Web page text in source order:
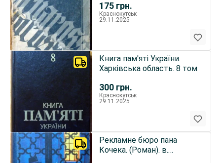
175 грн.
Краснокутськ
29.11.2025
300 грн.
Книга пам'яті України.
Харківська область. 8 том
Краснокутськ
29.11.2025
Рекламне бюро пана
Кочека. (Роман). в.